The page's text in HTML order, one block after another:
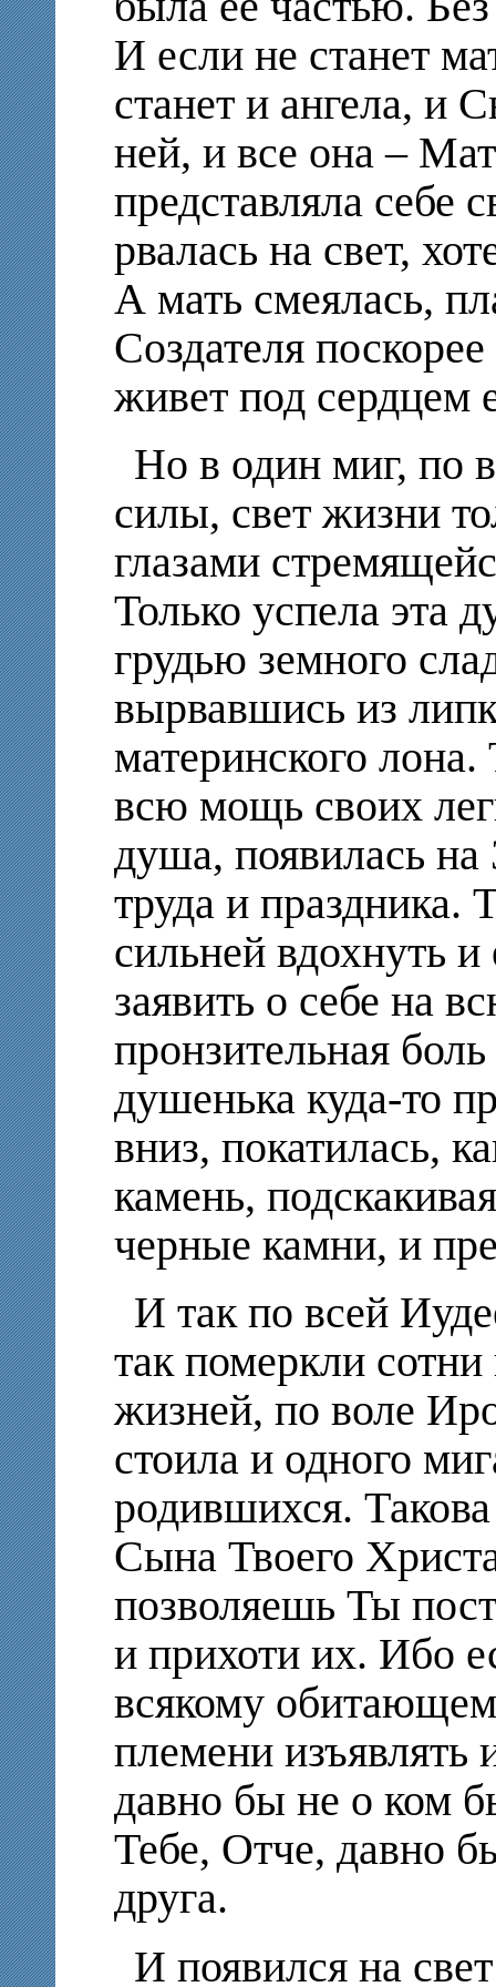
И если не станет
станет и ангела, и
ней, и все она –
представляла себе
рвалась на свет,
А мать смеялась,
Создателя
живет под сердцем
Но в один миг, по
силы, свет жизни
глазами
Только успела эта
грудью земного
вырвавшись из
материнского лона.
всю мощь своих
душа, появилась
труда и праздника.
сильней вдохнуть
заявить о себе на
пронзительная
душенька куда-то
вниз, покатилась,
камень,
черные камни, и
И так по всей
так померкли
жизней, по воле
стоила и одного
родившихся.
Сына Твоего
позволяешь Ты
и прихоти их. Ибо
всякому
племени изъявлять
давно бы не о ком
Тебе, Отче, давно
друга.
И появился на